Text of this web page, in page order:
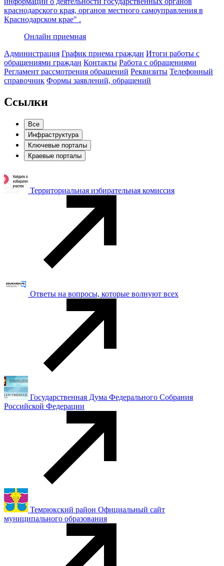
краснодарского края, органов местного самоуправления в
Краснодарском крае" .
Онлайн приемная
Администрация График приема граждан Итоги работы с
обращениями граждан Контакты Работа с обращениями
Регламент рассмотрения обращений Реквизиты Телефонный
справочник Формы заявлений, обращений
Ссылки
Все
Инфраструктура
Ключевые порталы
Краевые порталы
Территориальная избирательная комиссия
Ответы на вопросы, которые волнуют всех
Государственная Дума Федерального Собрания
Российской Федерации
Темрюкский район Официальный сайт
муниципального образования